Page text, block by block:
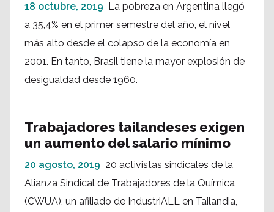
18 octubre, 2019 La pobreza en Argentina llegó
a 35,4% en el primer semestre del año, el nivel
más alto desde el colapso de la economía en
2001. En tanto, Brasil tiene la mayor explosión de
desigualdad desde 1960.
Trabajadores tailandeses exigen
un aumento del salario mínimo
20 agosto, 2019 20 activistas sindicales de la
Alianza Sindical de Trabajadores de la Química
(CWUA), un afiliado de IndustriALL en Tailandia,